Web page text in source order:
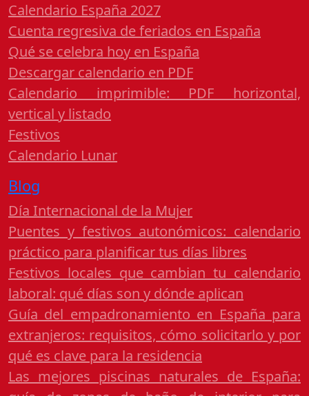
Calendario España 2027
Cuenta regresiva de feriados en España
Qué se celebra hoy en España
Descargar calendario en PDF
Calendario imprimible: PDF horizontal,
vertical y listado
Festivos
Calendario Lunar
Blog
Día Internacional de la Mujer
Puentes y festivos autonómicos: calendario
práctico para planificar tus días libres
Festivos locales que cambian tu calendario
laboral: qué días son y dónde aplican
Guía del empadronamiento en España para
extranjeros: requisitos, cómo solicitarlo y por
qué es clave para la residencia
Las mejores piscinas naturales de España: